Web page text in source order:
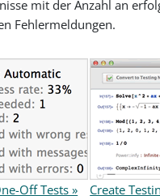
mit der Anzahl an
Fehlermeldungen.
Off Tests » Create